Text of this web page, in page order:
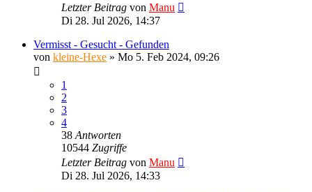
Letzter Beitrag von Manu
Di 28. Jul 2026, 14:37
Vermisst - Gesucht - Gefunden
von kleine-Hexe » Mo 5. Feb 2024, 09:26
1
2
3
4
38 Antworten
10544 Zugriffe
Letzter Beitrag von Manu
Di 28. Jul 2026, 14:33